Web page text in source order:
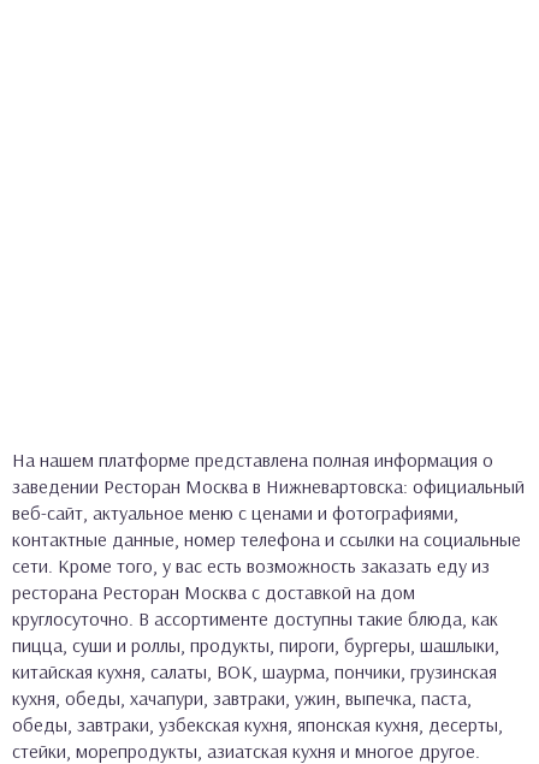
На нашем платформе представлена полная информация о
заведении Ресторан Москва в Нижневартовска: официальный
веб-сайт, актуальное меню с ценами и фотографиями,
контактные данные, номер телефона и ссылки на социальные
сети. Кроме того, у вас есть возможность заказать еду из
ресторана Ресторан Москва с доставкой на дом
круглосуточно. В ассортименте доступны такие блюда, как
пицца, суши и роллы, продукты, пироги, бургеры, шашлыки,
китайская кухня, салаты, ВОК, шаурма, пончики, грузинская
кухня, обеды, хачапури, завтраки, ужин, выпечка, паста,
обеды, завтраки, узбекская кухня, японская кухня, десерты,
стейки, морепродукты, азиатская кухня и многое другое.